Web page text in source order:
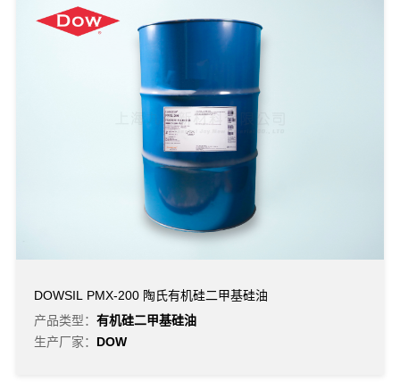
DOWSIL PMX-200 陶氏有机硅二甲基硅油
产品类型： 有机硅二甲基硅油
生产厂家： DOW